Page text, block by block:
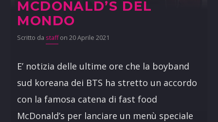
MCDONALD’S DEL
MONDO
Scritto da staffon 20 Aprile 2021
E’ notizia delle ultime ore che la boyband
sud koreana dei BTS ha stretto un accordo
con la famosa catena di fast food
McDonald’s per lanciare un menù speciale